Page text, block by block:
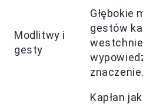
Modlitwy i
gesty
Głębokie
gestów
znaczenie.
Kapłan